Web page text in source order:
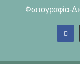
Φωτογραφία-